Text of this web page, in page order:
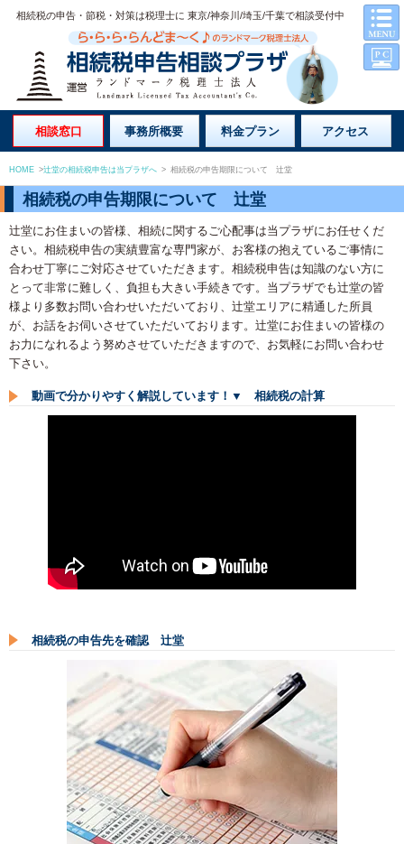
相続税の申告・節税・対策は税理士に 東京/神奈川/埼玉/千葉で相談受付中
相談窓口 事務所概要 料金プラン アクセス
HOME >辻堂の相続税申告は当プラザへ > 相続税の申告期限について 辻堂
相続税の申告期限について 辻堂
辻堂にお住まいの皆様、相続に関するご心配事は当プラザにお任せくだ
さい。相続税申告の実績豊富な専門家が、お客様の抱えているご事情に
合わせ丁寧にご対応させていただきます。相続税申告は知識のない方に
とって非常に難しく、負担も大きい手続きです。当プラザでも辻堂の皆
様より多数お問い合わせいただいており、辻堂エリアに精通した所員
が、お話をお伺いさせていただいております。辻堂にお住まいの皆様の
お力になれるよう努めさせていただきますので、お気軽にお問い合わせ
下さい。
動画で分かりやすく解説しています！▼ 相続税の計算
相続税の申告先を確認 辻堂